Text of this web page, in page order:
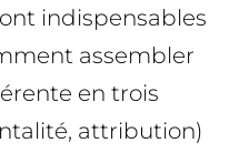
indispensables
assembler
en trois
attribution)